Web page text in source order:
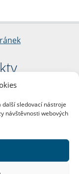
další sledovací nástroje
návštěvnosti webových
2